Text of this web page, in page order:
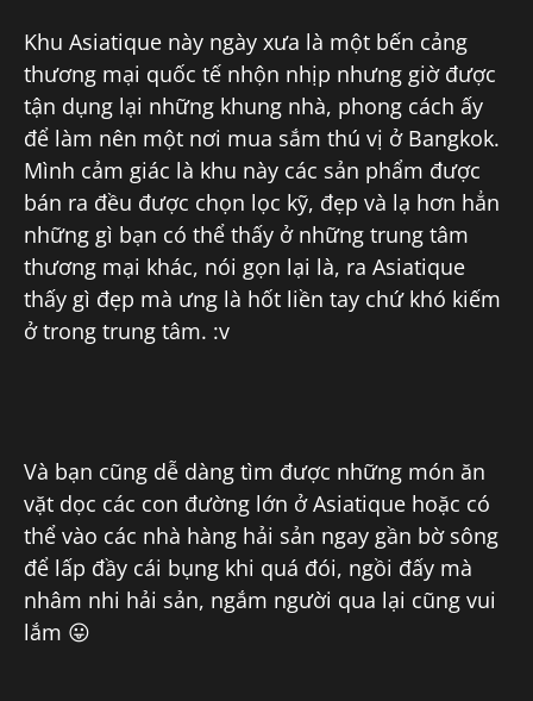
Khu Asiatique này ngày xưa là một bến cảng
thương mại quốc tế nhộn nhịp nhưng giờ được
tận dụng lại những khung nhà, phong cách ấy
để làm nên một nơi mua sắm thú vị ở Bangkok.
Mình cảm giác là khu này các sản phẩm được
bán ra đều được chọn lọc kỹ, đẹp và lạ hơn hẳn
những gì bạn có thể thấy ở những trung tâm
thương mại khác, nói gọn lại là, ra Asiatique
thấy gì đẹp mà ưng là hốt liền tay chứ khó kiếm
ở trong trung tâm. :v
Và bạn cũng dễ dàng tìm được những món ăn
vặt dọc các con đường lớn ở Asiatique hoặc có
thể vào các nhà hàng hải sản ngay gần bờ sông
để lấp đầy cái bụng khi quá đói, ngồi đấy mà
nhâm nhi hải sản, ngắm người qua lại cũng vui
lắm 😛